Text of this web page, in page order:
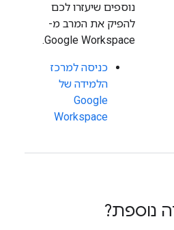
נוספים שיעזרו לכם
להפיק את המרב מ-
Google Workspace.
כניסה למרכז
הלמידה של
Google
Workspace
נוספת?